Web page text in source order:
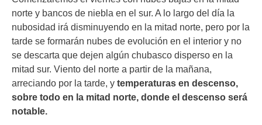
norte y bancos de niebla en el sur. A lo largo del día la
nubosidad irá disminuyendo en la mitad norte, pero por la
tarde se formarán nubes de evolución en el interior y no
se descarta que dejen algún chubasco disperso en la
mitad sur. Viento del norte a partir de la mañana,
arreciando por la tarde, y temperaturas en descenso,
sobre todo en la mitad norte, donde el descenso será
notable.